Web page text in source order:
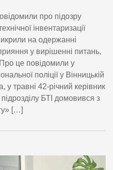
про підозру
інвентаризації
на одержанні
у вирішенні питань,
це повідомили у
поліції у Вінницькій
у травні 42-річний керівник
БТІ домовився з
[…]